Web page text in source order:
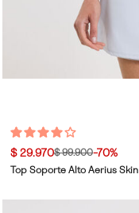
$ 29.970$ 99.900-70%
Top Soporte Alto Aerius Skin